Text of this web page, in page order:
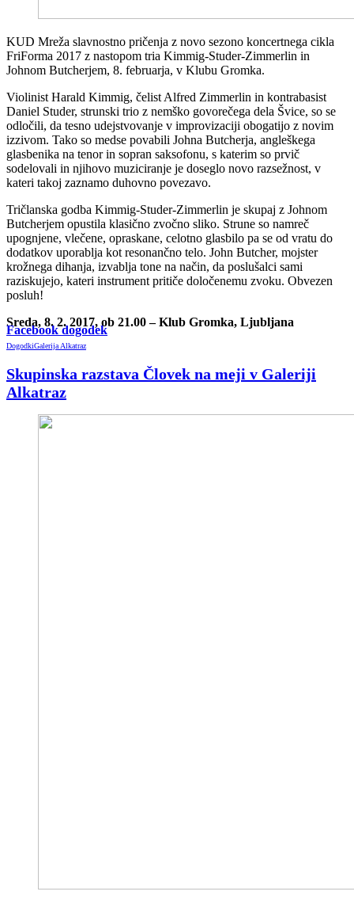
KUD Mreža slavnostno pričenja z novo sezono koncertnega cikla
FriForma 2017 z nastopom tria Kimmig-Studer-Zimmerlin in
Johnom Butcherjem, 8. februarja, v Klubu Gromka.
Violinist Harald Kimmig, čelist Alfred Zimmerlin in kontrabasist
Daniel Studer, strunski trio z nemško govorečega dela Švice, so se
odločili, da tesno udejstvovanje v improvizaciji obogatijo z novim
izzivom. Tako so medse povabili Johna Butcherja, angleškega
glasbenika na tenor in sopran saksofonu, s katerim so prvič
sodelovali in njihovo muziciranje je doseglo novo razsežnost, v
kateri takoj zaznamo duhovno povezavo.
Tričlanska godba Kimmig-Studer-Zimmerlin je skupaj z Johnom
Butcherjem opustila klasično zvočno sliko. Strune so namreč
upognjene, vlečene, opraskane, celotno glasbilo pa se od vratu do
dodatkov uporablja kot resonančno telo. John Butcher, mojster
krožnega dihanja, izvablja tone na način, da poslušalci sami
raziskujejo, kateri instrument pritiče določenemu zvoku. Obvezen
posluh!
Sreda, 8. 2. 2017, ob 21.00 – Klub Gromka, Ljubljana
Facebook dogodek
DogodkiGalerija Alkatraz
Skupinska razstava Človek na meji v Galeriji
Alkatraz